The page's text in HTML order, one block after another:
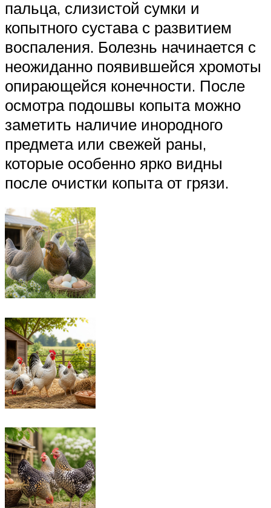
пальца, слизистой сумки и
копытного сустава с развитием
воспаления. Болезнь начинается с
неожиданно появившейся хромоты
опирающейся конечности. После
осмотра подошвы копыта можно
заметить наличие инородного
предмета или свежей раны,
которые особенно ярко видны
после очистки копыта от грязи.